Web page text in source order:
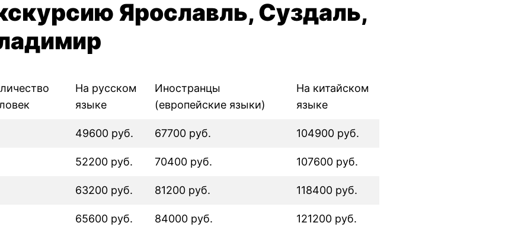
Ярославль, Суздаль,
На русском
языке
Иностранцы
(европейские языки)
На китайском
языке
49600 руб. 67700 руб. 104900 руб.
52200 руб. 70400 руб. 107600 руб.
63200 руб. 81200 руб. 118400 руб.
65600 руб. 84000 руб. 121200 руб.